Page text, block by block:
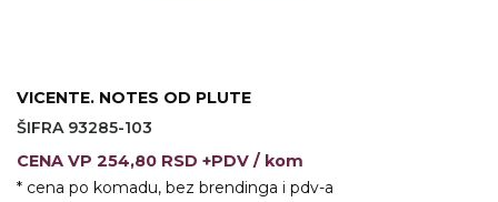
UNIFORME
STRETCH TOPS
SUBLIMACIJA
VICENTE. NOTES OD PLUTE
ŠIFRA 93285-103
CENA VP 254,80 RSD +PDV / kom
* cena po komadu, bez brendinga i pdv-a